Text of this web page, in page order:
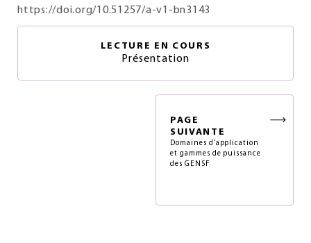
https://doi.org/10.51257/a-v1-bn3143
LECTURE EN COURS
Présentation
PAGE
SUIVANTE
Domaines d’application
et gammes de puissance
des GENSF